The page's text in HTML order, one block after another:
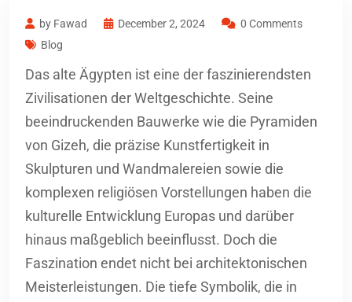
by Fawad December 2, 2024
0 Comments
Blog
Das alte Ägypten ist eine der faszinierendsten
Zivilisationen der Weltgeschichte. Seine
beeindruckenden Bauwerke wie die Pyramiden
von Gizeh, die präzise Kunstfertigkeit in
Skulpturen und Wandmalereien sowie die
komplexen religiösen Vorstellungen haben die
kulturelle Entwicklung Europas und darüber
hinaus maßgeblich beeinflusst. Doch die
Faszination endet nicht bei architektonischen
Meisterleistungen. Die tiefe Symbolik, die in